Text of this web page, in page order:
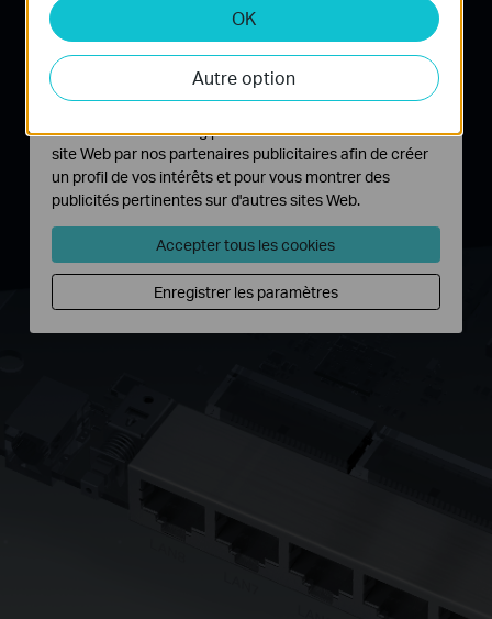
l'arrière-cour avec RangeBoost, qui renforce la
qualité de réception pour renforcer les
connexions dans votre maison et garder les
appareils plus anciens et plus récents connectés
à des distances plus grandes que les autres
routeurs.
OK
Autre option
Cookies d'analyse et marketing
Les cookies d'analyse nous permettent d'analyser vos
activités sur notre site Web pour améliorer et ajuster les
fonctionnalités de notre site Web.
Les cookies marketing peuvent être définis via notre
site Web par nos partenaires publicitaires afin de créer
un profil de vos intérêts et pour vous montrer des
publicités pertinentes sur d'autres sites Web.
Accepter tous les cookies
Enregistrer les paramètres